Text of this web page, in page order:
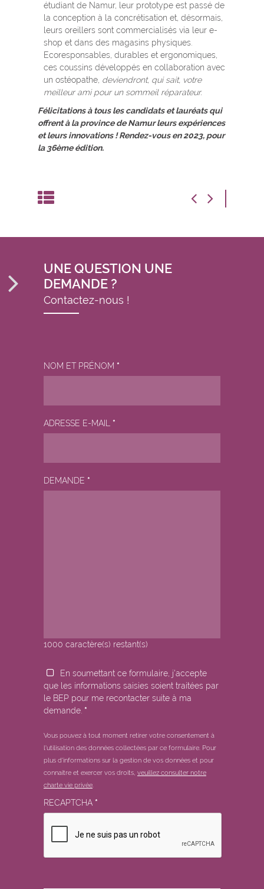
étudiant de Namur, leur prototype est passé de
la conception à la concrétisation et, désormais,
leurs oreillers sont commercialisés via leur e-
shop et dans des magasins physiques.
Ecoresponsables, durables et ergonomiques,
ces coussins développés en collaboration avec
un ostéopathe, deviendront, qui sait, votre
meilleur ami pour un sommeil réparateur.
Félicitations à tous les candidats et lauréats qui
offrent à la province de Namur leurs expériences
et leurs innovations ! Rendez-vous en 2023, pour
la 36ème édition.
UNE QUESTION UNE
DEMANDE ?
Contactez-nous !
NOM ET PRÉNOM *
ADRESSE E-MAIL *
DEMANDE *
1000 caractère(s) restant(s)
En soumettant ce formulaire, j'accepte
que les informations saisies soient traitées par
le BEP pour me recontacter suite à ma
demande. *
Vous pouvez à tout moment retirer votre consentement à
l'utilisation des données collectées par ce formulaire. Pour
plus d'informations sur la gestion de vos données et pour
connaitre et exercer vos droits, veuillez consulter notre
charte vie privée
RECAPTCHA *